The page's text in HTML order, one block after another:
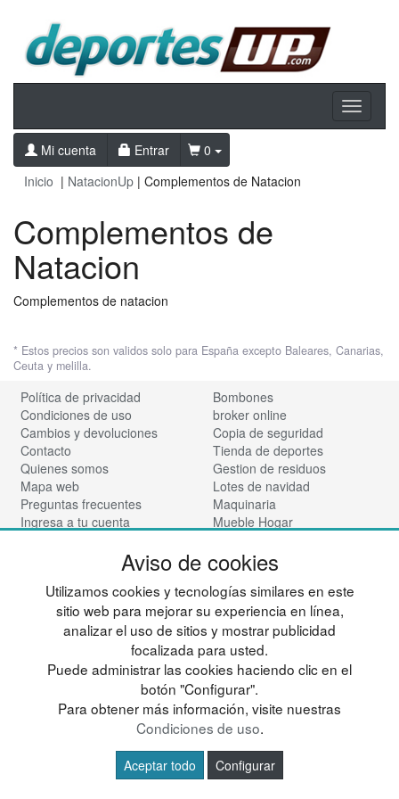
Toggle
Mi cuenta
Entrar
0
Inicio | NatacionUp | Complementos de Natacion
Complementos de
Natacion
Complementos de natacion
* Estos precios son validos solo para España excepto Baleares, Canarias,
Ceuta y melilla.
Política de privacidad
Condiciones de uso
Cambios y devoluciones
Contacto
Quienes somos
Mapa web
Preguntas frecuentes
Ingresa a tu cuenta
Bombones
broker online
Copia de seguridad
Tienda de deportes
Gestion de residuos
Lotes de navidad
Maquinaria
Mueble Hogar
Vinotecas
Para almacen
Tienda de cosmética
© deportesup.com - Todos los derechos reservados
Aviso de cookies
Utilizamos cookies y tecnologías similares en este
sitio web para mejorar su experiencia en línea,
analizar el uso de sitios y mostrar publicidad
focalizada para usted.
Puede administrar las cookies haciendo clic en el
botón "Configurar".
Para obtener más información, visite nuestras
Condiciones de uso.
Aceptar todo Configurar